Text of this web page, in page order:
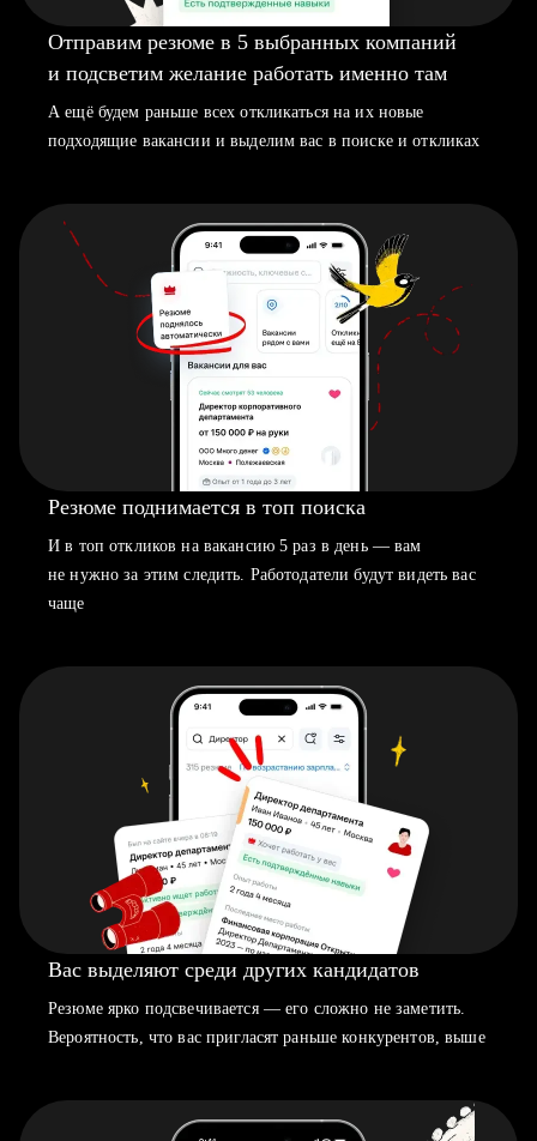
Отправим резюме в 5 выбранных компаний
и подсветим желание работать именно там
А ещё будем раньше всех откликаться на их новые
подходящие вакансии и выделим вас в поиске и откликах
Резюме поднимается в топ поиска
И в топ откликов на вакансию 5 раз в день — вам
не нужно за этим следить. Работодатели будут видеть вас
чаще
Вас выделяют среди других кандидатов
Резюме ярко подсвечивается — его сложно не заметить.
Вероятность, что вас пригласят раньше конкурентов, выше